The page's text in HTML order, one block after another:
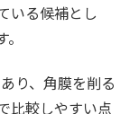
いる候補とし
り、角膜を削る
比較しやすい点